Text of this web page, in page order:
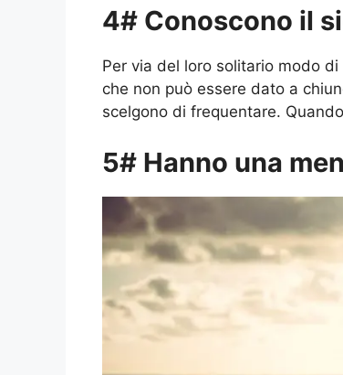
4# Conoscono il
Per via del loro solitario modo di
che non può essere dato a
scelgono di frequentare.
5# Hanno una